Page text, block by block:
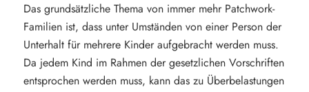
Das grundsätzliche Thema von immer mehr Patchwork-
Familien ist, dass unter Umständen von einer Person der
Unterhalt für mehrere Kinder aufgebracht werden muss.
Da jedem Kind im Rahmen der gesetzlichen Vorschriften
entsprochen werden muss, kann das zu Überbelastungen